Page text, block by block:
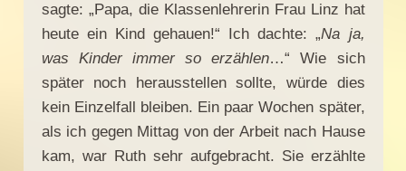
sagte: „Papa, die Klassenlehrerin Frau Linz hat
heute ein Kind gehauen!“ Ich dachte: „Na ja,
was Kinder immer so erzählen…“ Wie sich
später noch herausstellen sollte, würde dies
kein Einzelfall bleiben. Ein paar Wochen später,
als ich gegen Mittag von der Arbeit nach Hause
kam, war Ruth sehr aufgebracht. Sie erzählte